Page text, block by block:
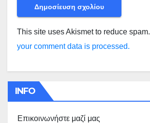
This site uses Akismet to reduce spam.
your comment data is processed.
INFO
Επικοινωνήστε μαζί μας